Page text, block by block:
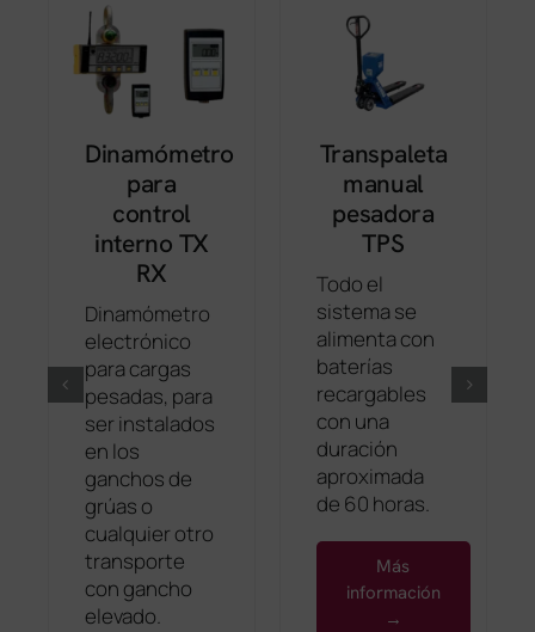
Dinamómetro
para
control
interno TX
RX
Dinamómetro
electrónico
para cargas
pesadas, para
ser instalados
en los
ganchos de
grúas o
cualquier otro
transporte
con gancho
elevado.
Transpaleta
manual
pesadora
TPS
Todo el
sistema se
alimenta con
baterías
recargables
con una
duración
aproximada
de 60 horas.
Más
información
→